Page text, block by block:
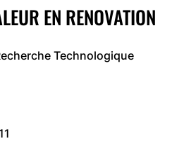
EN RENOVATION
Technologique